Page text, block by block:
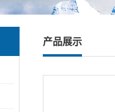
产品展示